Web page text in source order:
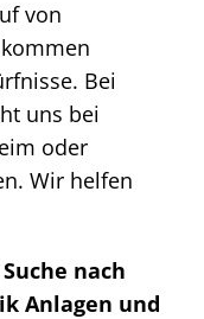
von
Bei
uns bei
oder
Wir helfen
nach
Anlagen und